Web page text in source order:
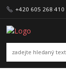
+420 605 268 410